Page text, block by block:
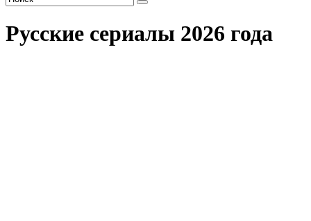
Русские сериалы 2026 года